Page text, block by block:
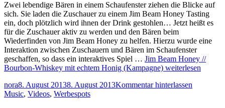
Zwei lebendige Bären in einem Schaufenster ziehen die Blicke auf
sich. Sie laden die Zuschauer zu einem Jim Beam Honey Tasting
ein, doch plötzlich wird ihnen der Drink gestohlen… Jetzt heißt es
für die Zuschauer aktiv zu werden und den Bären beim
Wiederfinden von Jim Beam Honey zu helfen. Hierzu wurde eine
Interaktion zwischen Zuschauern und Bären im Schaufenster
geschaffen, so dass ein interaktives Spiel … Jim Beam Honey //
Bourbon-Whiskey mit echtem Honig (Kampagne) weiterlesen
nora8. August 20138. August 2013Kommentar hinterlassen
Music, Videos, Werbespots